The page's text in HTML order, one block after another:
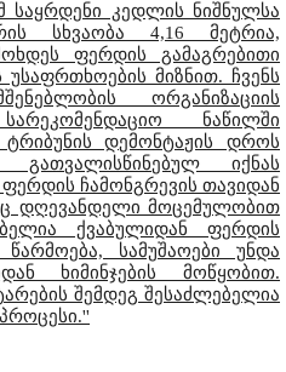
საყრდენი კედლის ნიშნულსა
სხვაობა 4,16 მეტრია,
ფერდის გამაგრებითი
უსაფრთხოების მიზნით. ჩვენს
ორგანიზაციის
ნაწილში
დემონტაჟის დროს
გათვალისწინებულ იქნას
ჩამონგრევის თავიდან
დღევანდელი მოცემულობით
ქვაბულიდან ფერდის
წარმოება, სამუშაოები უნდა
ხიმინჯების მოწყობით.
შემდეგ შესაძლებელია